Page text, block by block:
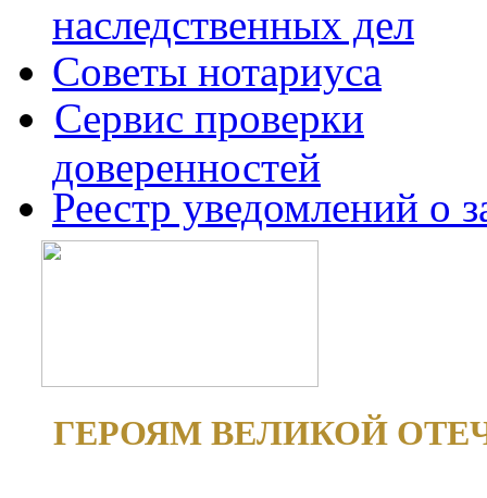
наследственных дел
Советы нотариуса
Сервис проверки
доверенностей
Реестр уведомлений о
ГЕРОЯМ ВЕЛИКОЙ